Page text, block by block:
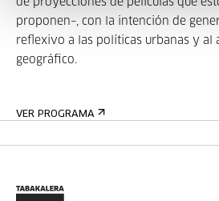
de proyecciones de películas que
proponen–, con la intención de
reflexivo a las políticas urbanas y al
geográfico.
VER PROGRAMA